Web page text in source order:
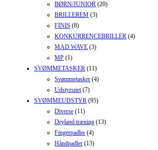
BØRN/JUNIOR (20)
BRILLEREM (3)
FINIS (8)
KONKURRENCEBRILLER (4)
MAD WAVE (3)
MP (1)
SVØMMETASKER (11)
Svømmetasker (4)
Udstyrsnet (7)
SVØMMEUDSTYR (95)
Diverse (11)
Dryland træning (13)
Fingerpadler (4)
Håndpadler (13)